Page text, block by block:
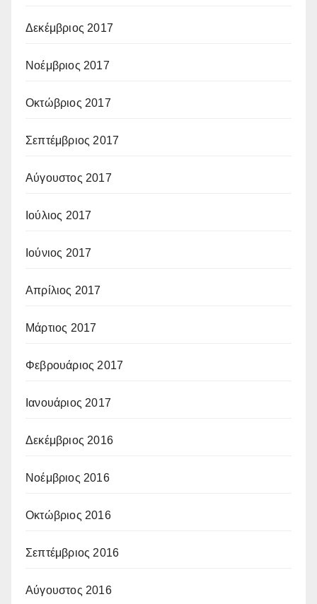
Δεκέμβριος 2017
Νοέμβριος 2017
Οκτώβριος 2017
Σεπτέμβριος 2017
Αύγουστος 2017
Ιούλιος 2017
Ιούνιος 2017
Απρίλιος 2017
Μάρτιος 2017
Φεβρουάριος 2017
Ιανουάριος 2017
Δεκέμβριος 2016
Νοέμβριος 2016
Οκτώβριος 2016
Σεπτέμβριος 2016
Αύγουστος 2016